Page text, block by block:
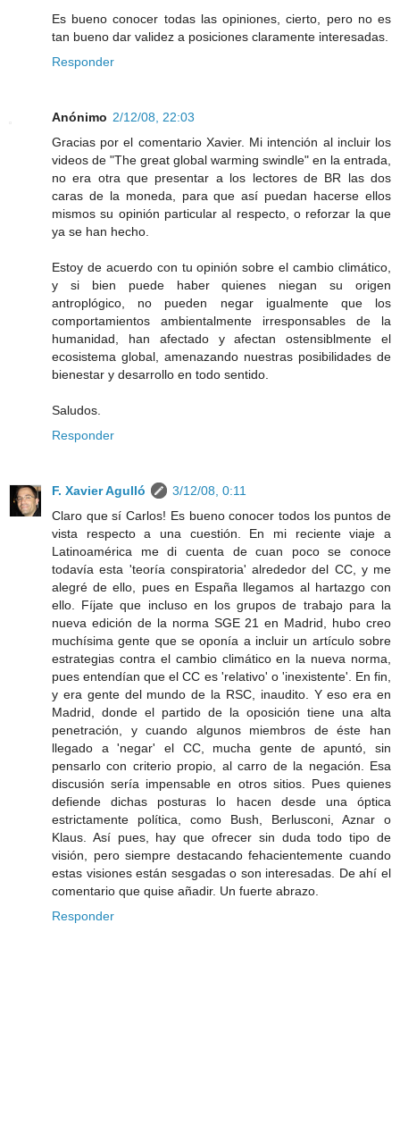
Es bueno conocer todas las opiniones, cierto, pero no es
tan bueno dar validez a posiciones claramente interesadas.
Responder
Anónimo 2/12/08, 22:03
Gracias por el comentario Xavier. Mi intención al incluir los
videos de "The great global warming swindle" en la entrada,
no era otra que presentar a los lectores de BR las dos
caras de la moneda, para que así puedan hacerse ellos
mismos su opinión particular al respecto, o reforzar la que
ya se han hecho.
Estoy de acuerdo con tu opinión sobre el cambio climático,
y si bien puede haber quienes niegan su origen
antroplógico, no pueden negar igualmente que los
comportamientos ambientalmente irresponsables de la
humanidad, han afectado y afectan ostensiblmente el
ecosistema global, amenazando nuestras posibilidades de
bienestar y desarrollo en todo sentido.
Saludos.
Responder
F. Xavier Agulló
3/12/08, 0:11
Claro que sí Carlos! Es bueno conocer todos los puntos de
vista respecto a una cuestión. En mi reciente viaje a
Latinoamérica me di cuenta de cuan poco se conoce
todavía esta 'teoría conspiratoria' alrededor del CC, y me
alegré de ello, pues en España llegamos al hartazgo con
ello. Fíjate que incluso en los grupos de trabajo para la
nueva edición de la norma SGE 21 en Madrid, hubo creo
muchísima gente que se oponía a incluir un artículo sobre
estrategias contra el cambio climático en la nueva norma,
pues entendían que el CC es 'relativo' o 'inexistente'. En fin,
y era gente del mundo de la RSC, inaudito. Y eso era en
Madrid, donde el partido de la oposición tiene una alta
penetración, y cuando algunos miembros de éste han
llegado a 'negar' el CC, mucha gente de apuntó, sin
pensarlo con criterio propio, al carro de la negación. Esa
discusión sería impensable en otros sitios. Pues quienes
defiende dichas posturas lo hacen desde una óptica
estrictamente política, como Bush, Berlusconi, Aznar o
Klaus. Así pues, hay que ofrecer sin duda todo tipo de
visión, pero siempre destacando fehacientemente cuando
estas visiones están sesgadas o son interesadas. De ahí el
comentario que quise añadir. Un fuerte abrazo.
Responder